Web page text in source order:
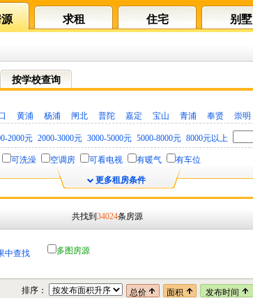
求租 住宅 别墅
按学校查询
黄浦 杨浦 闸北 普陀 嘉定 宝山 青浦 奉贤 崇明
2000元 2000-3000元 3000-5000元 5000-8000元 8000元以上
可洗澡 空调房 可看电视 有暖气 有车位
更多租房条件
共找到 34024条房源
中查找 多图房源
发布时间
面积
总价
排序：